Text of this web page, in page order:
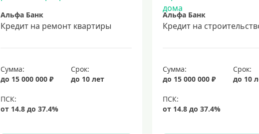
Альфа Банк
Кредит на ремонт квартиры
Сумма:
до 15 000 000 ₽
Срок:
до 10 лет
Альфа Банк
Кредит на
Сумма:
до 15 000 000 ₽
Срок:
до 10